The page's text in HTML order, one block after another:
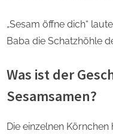
„Sesam öffne dich“
Baba die Schatzhöhle
Was ist der
Sesamsamen?
Die einzelnen